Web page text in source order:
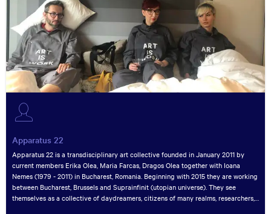
Apparatus 22
Apparatus 22 is a transdisciplinary art collective founded in January 2011 by
current members Erika Olea, Maria Farcas, Dragos Olea together with Ioana
Nemes (1979 - 2011) in Bucharest, Romania. Beginning with 2015 they are working
between Bucharest, Brussels and Suprainfinit (utopian universe). They see
themselves as a collective of daydreamers, citizens of many realms, researchers,